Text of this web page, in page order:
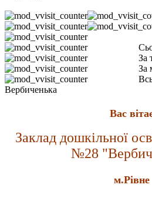
За
За
Вербиченька
Вас
Заклад дошкільної
№28
м.Рівне